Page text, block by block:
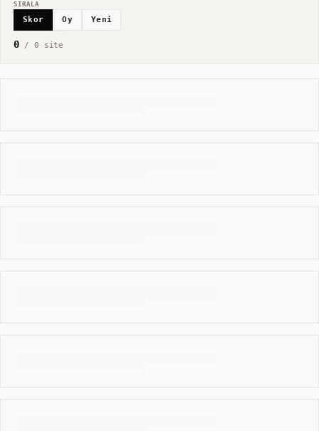
SIRALA
Skor Oy Yeni
0/ 0 site